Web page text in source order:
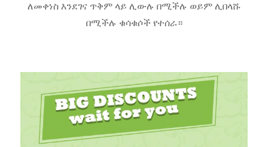
ለመቀነስ እንደገና ጥቅም ላይ ሊውሉ በሚችሉ ወይም ሊበላሹ
በሚችሉ ቁሳቁሶች የተሰራ።